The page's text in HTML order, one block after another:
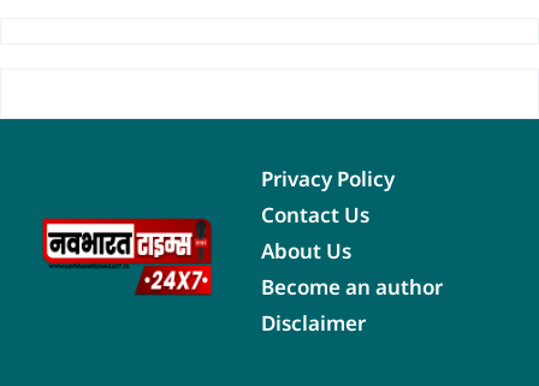
Privacy Policy
Contact Us
About Us
Become an author
Disclaimer